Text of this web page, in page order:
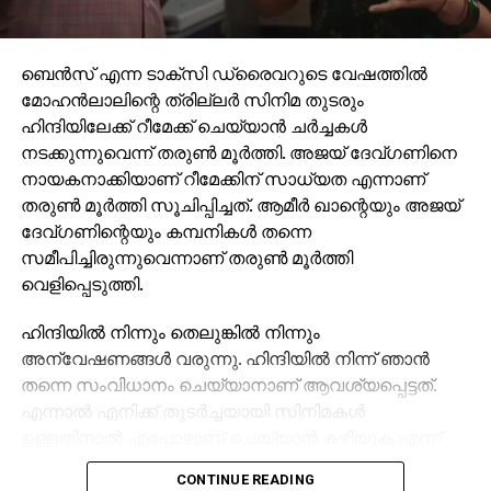
ബെന്‍സ് എന്ന ടാക്സി ഡ്രൈവറുടെ വേഷത്തില്‍
മോഹന്‍ലാലിന്റെ ത്രില്ലര്‍ സിനിമ തുടരും
ഹിന്ദിയിലേക്ക് റീമേക്ക് ചെയ്യാന്‍ ചര്‍ച്ചകള്‍
നടക്കുന്നുവെന്ന് തരുണ്‍ മൂര്‍ത്തി. അജയ് ദേവ്ഗണിനെ
നായകനാക്കിയാണ് റീമേക്കിന് സാധ്യത എന്നാണ്
തരുണ്‍ മൂര്‍ത്തി സൂചിപ്പിച്ചത്. ആമീര്‍ ഖാന്റെയും അജയ്
ദേവ്ഗണിന്റെയും കമ്പനികള്‍ തന്നെ
സമീപിച്ചിരുന്നുവെന്നാണ് തരുണ്‍ മൂര്‍ത്തി
വെളിപ്പെടുത്തി.
ഹിന്ദിയില്‍ നിന്നും തെലുങ്കില്‍ നിന്നും
അന്വേഷണങ്ങള്‍ വരുന്നു. ഹിന്ദിയില്‍ നിന്ന് ഞാന്‍
തന്നെ സംവിധാനം ചെയ്യാനാണ് ആവശ്യപ്പെട്ടത്.
എന്നാല്‍ എനിക്ക് തുടര്‍ച്ചയായി സിനിമകള്‍
അറിയില്ല. അജയ് ദേവ്ഗണിനെ നായകനാക്കി
CONTINUE READING